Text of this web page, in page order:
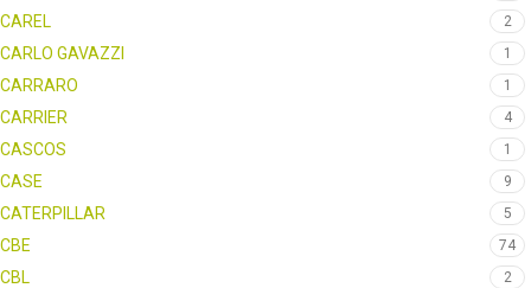
CAREL 2
CARLO GAVAZZI 1
CARRARO 1
CARRIER 4
CASCOS 1
CASE 9
CATERPILLAR 5
CBE 74
CBL 2